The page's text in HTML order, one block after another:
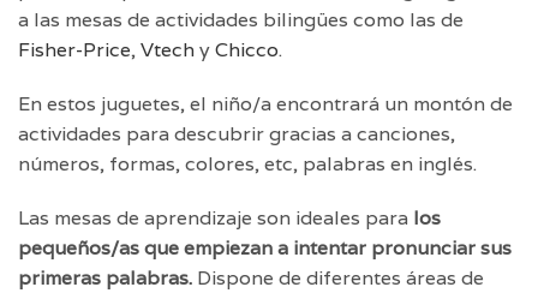
a las mesas de actividades bilingües como las de
Fisher-Price,VtechyChicco.
En estos juguetes, el niño/a encontrará un montón de
actividades para descubrir gracias a canciones,
números, formas, colores, etc, palabras en inglés.
Las mesas de aprendizaje son ideales para los
pequeños/as que empiezan a intentar pronunciar sus
primeras palabras. Dispone de diferentes áreas de